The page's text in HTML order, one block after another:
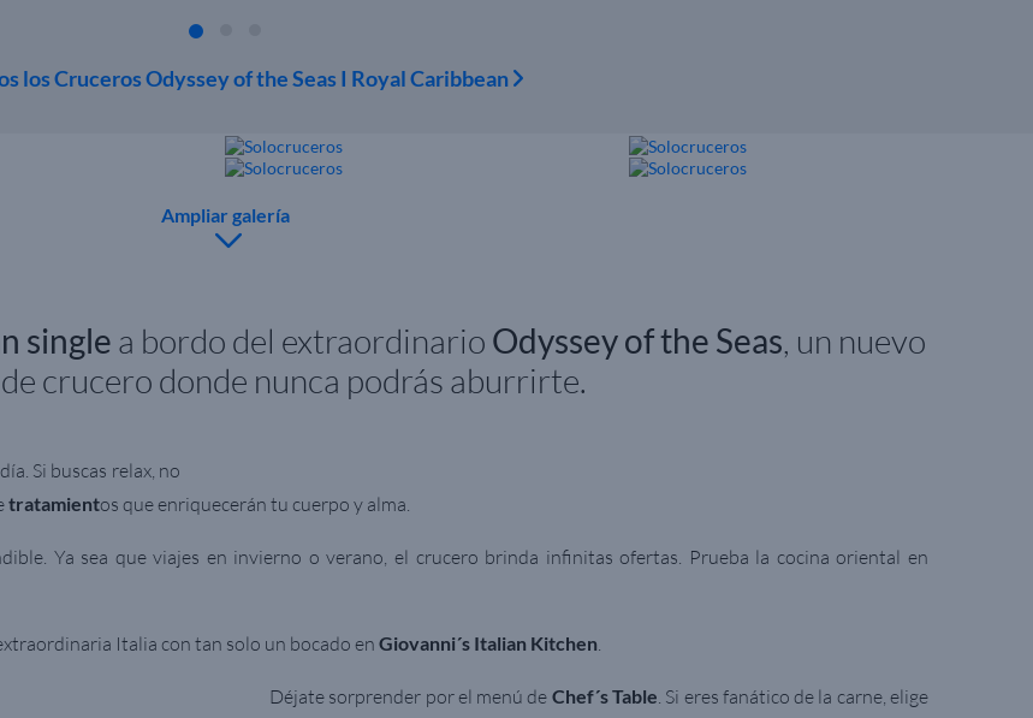
los Cruceros Odyssey of the Seas I Royal Caribbean
Ampliar galería
single a bordo del extraordinario Odyssey of the Seas, un nuevo
crucero donde nunca podrás aburrirte.
Si buscas relax, no
tratamientos que enriquecerán tu cuerpo y alma.
Ya sea que viajes en invierno o verano, el crucero brinda infinitas ofertas. Prueba la cocina oriental en
Italia con tan solo un bocado en Giovanni´s Italian Kitchen.
Déjate sorprender por el menú de Chef´s Table. Si eres fanático de la carne, elige